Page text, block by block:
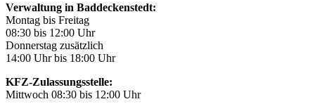
Verwaltung in Baddeckenstedt:
Montag bis Freitag
08:30 bis 12:00 Uhr
Donnerstag zusätzlich
14:00 Uhr bis 18:00 Uhr
KFZ-Zulassungsstelle:
Mittwoch 08:30 bis 12:00 Uhr